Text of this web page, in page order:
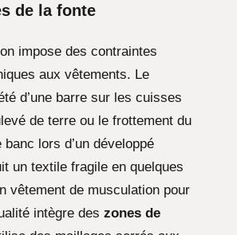
de la fonte
impose des contraintes
aux vêtements. Le
d’une barre sur les cuisses
de terre ou le frottement du
lors d’un développé
un textile fragile en quelques
vêtement de musculation pour
intègre des zones de